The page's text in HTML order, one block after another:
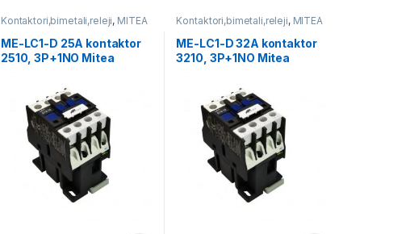
Kontaktori,bimetali,releji, MITEA
ME-LC1-D 25A kontaktor
2510, 3P+1NO Mitea
Kontaktori,bimetali,releji, MITEA
ME-LC1-D 32A kontaktor
3210, 3P+1NO Mitea